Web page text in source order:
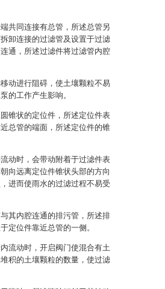
共同连接有总管，所述总管另
卸连接的过滤管及设置于过滤
通，所述过滤件将过滤管内腔
动进行阻碍，使土壤颗粒不易
的工作产生影响。
锥状的定位件，所述定位件表
总管的端面，所述定位件的锥
动时，会带动附着于过滤件表
向远离定位件锥状头部的方向
进而使雨水的过滤过程不易受
其内腔连通的排污管，所述排
定位件靠近总管的一侧。
流动时，开启阀门使混合有土
积的土壤颗粒的数量，使过滤